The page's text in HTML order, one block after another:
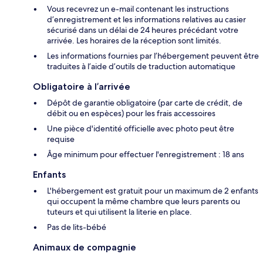
Vous recevrez un e-mail contenant les instructions
d’enregistrement et les informations relatives au casier
sécurisé dans un délai de 24 heures précédant votre
arrivée. Les horaires de la réception sont limités.
Les informations fournies par l’hébergement peuvent être
traduites à l’aide d’outils de traduction automatique
Obligatoire à l’arrivée
Dépôt de garantie obligatoire (par carte de crédit, de
débit ou en espèces) pour les frais accessoires
Une pièce d'identité officielle avec photo peut être
requise
Âge minimum pour effectuer l'enregistrement : 18 ans
Enfants
L'hébergement est gratuit pour un maximum de 2 enfants
qui occupent la même chambre que leurs parents ou
tuteurs et qui utilisent la literie en place.
Pas de lits-bébé
Animaux de compagnie